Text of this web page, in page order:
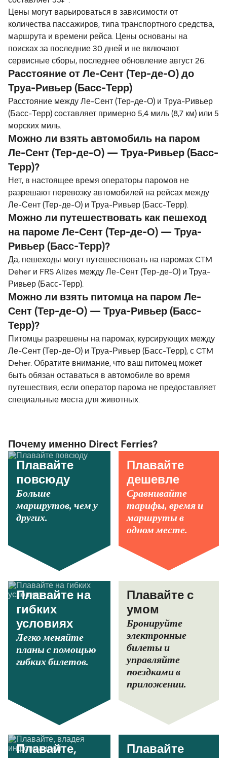
Цены могут варьироваться в зависимости от
количества пассажиров, типа транспортного средства,
маршрута и времени рейса. Цены основаны на
поисках за последние 30 дней и не включают
сервисные сборы, последнее обновление август 26.
Расстояние от Ле-Сент (Тер-де-О) до
Труа-Ривьер (Басс-Терр)
Расстояние между Ле-Сент (Тер-де-О) и Труа-Ривьер
(Басс-Терр) составляет примерно 5,4 миль (8,7 км) или 5
морских миль.
Можно ли взять автомобиль на паром
Ле-Сент (Тер-де-О) — Труа-Ривьер (Басс-
Терр)?
Нет, в настоящее время операторы паромов не
разрешают перевозку автомобилей на рейсах между
Ле-Сент (Тер-де-О) и Труа-Ривьер (Басс-Терр).
Можно ли путешествовать как пешеход
на пароме Ле-Сент (Тер-де-О) — Труа-
Ривьер (Басс-Терр)?
Да, пешеходы могут путешествовать на паромах CTM
Deher и FRS Alizes между Ле-Сент (Тер-де-О) и Труа-
Ривьер (Басс-Терр).
Можно ли взять питомца на паром Ле-
Сент (Тер-де-О) — Труа-Ривьер (Басс-
Терр)?
Питомцы разрешены на паромах, курсирующих между
Ле-Сент (Тер-де-О) и Труа-Ривьер (Басс-Терр), с CTM
Deher. Обратите внимание, что ваш питомец может
быть обязан оставаться в автомобиле во время
путешествия, если оператор парома не предоставляет
специальные места для животных.
Почему именно Direct Ferries?
Плавайте
повсюду
Больше
маршрутов, чем у
других.
Плавайте
дешевле
Сравнивайте
тарифы, время и
маршруты в
одном месте.
Плавайте на
гибких
условиях
Легко меняйте
планы с помощью
гибких билетов.
Плавайте с
умом
Бронируйте
электронные
билеты и
управляйте
поездками в
приложении.
Плавайте,
Плавайте